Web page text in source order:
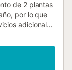
de 2 plantas
por lo que
adicionales
no dispone
rural ofrece